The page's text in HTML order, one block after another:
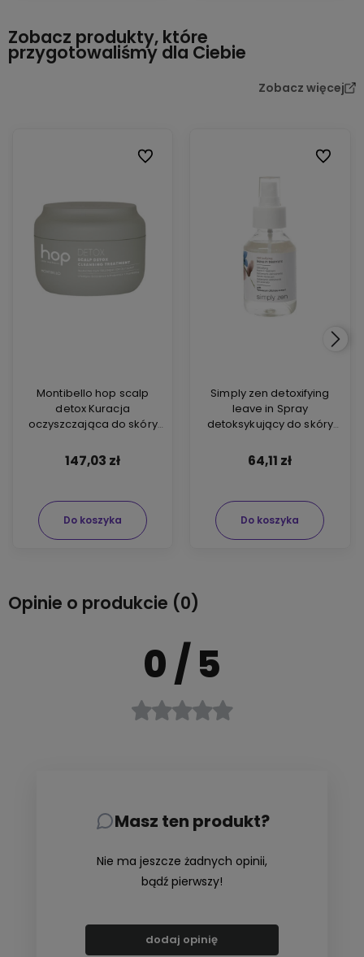
Zobacz produkty, które
przygotowaliśmy dla Ciebie
Zobacz więcej
Montibello hop scalp
detox Kuracja
oczyszczająca do skóry
147,03 zł
Do koszyka
Do ulubionych
Simply zen detoxifying
leave in Spray
detoksykujący do skóry
64,11 zł
Do koszyka
Do
Opinie o produkcie (0)
0/ 5
Masz ten produkt?
Nie ma jeszcze żadnych opinii,
bądź pierwszy!
dodaj opinię